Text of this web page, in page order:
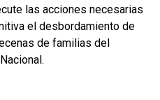
las acciones necesarias
el desbordamiento de
de familias del